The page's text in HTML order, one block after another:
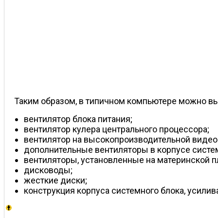
Таким образом, в типичном компьютере можно
вентилятор блока питания;
вентилятор кулера центрального процессора;
вентилятор на высокопроизводительной
дополнительные вентиляторы в корпусе
вентиляторы, установленные на материнской
дисководы;
жесткие диски;
конструкция корпуса системного блока,